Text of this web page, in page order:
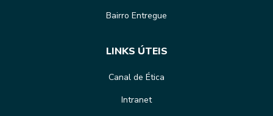
Bairro Entregue
LINKS ÚTEIS
Canal de Ética
Intranet